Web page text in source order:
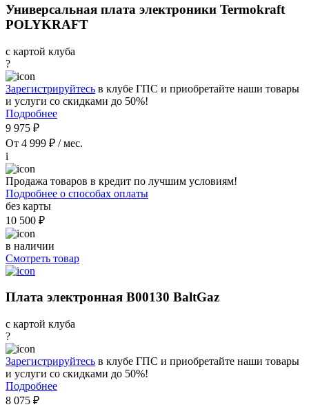
Универсальная плата электроники Termokraft
POLYKRAFT
с картой клуба
?
Зарегистрируйтесь в клубе ГПС и приобретайте наши товары
и услуги со скидками до 50%!
Подробнее
9 975 ₽
От 4 999 ₽ / мес.
i
Продажа товаров в кредит по лучшим условиям!
Подробнее о способах оплаты
без карты
10 500 ₽
в наличии
Смотреть товар
Плата электронная B00130 BaltGaz
с картой клуба
?
Зарегистрируйтесь в клубе ГПС и приобретайте наши товары
и услуги со скидками до 50%!
Подробнее
8 075 ₽